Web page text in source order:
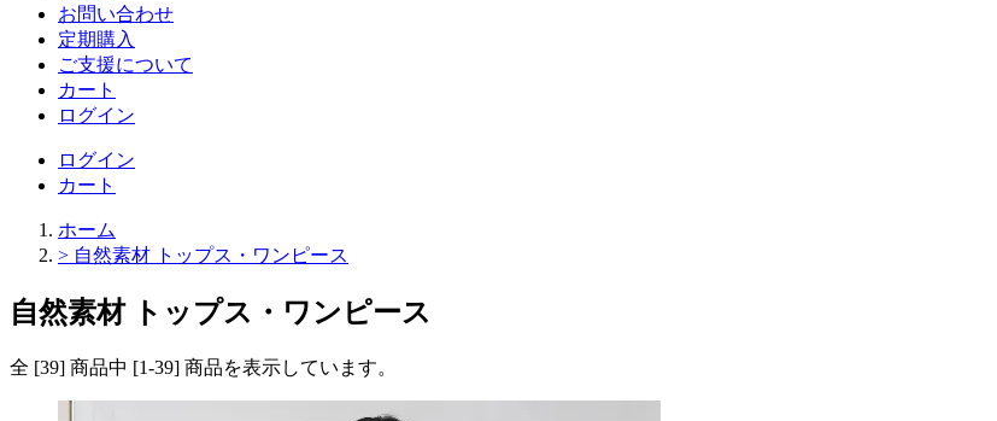
お問い合わせ
定期購入
ご支援について
カート
ログイン
ログイン
カート
ホーム
> 自然素材 トップス・ワンピース
自然素材 トップス・ワンピース
全 [39] 商品中 [1-39] 商品を表示しています。